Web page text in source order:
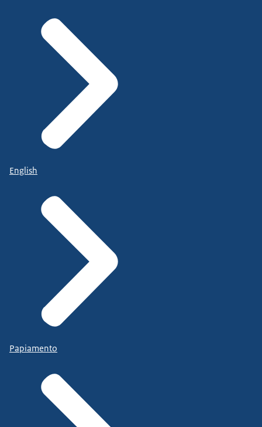
English
Papiamento